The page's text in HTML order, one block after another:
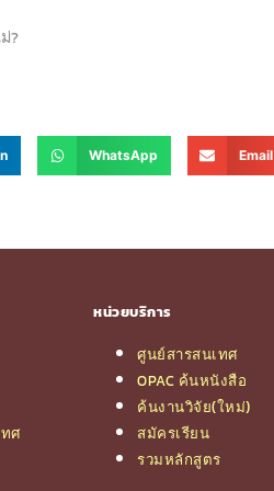
?
WhatsApp Email
ศ
หน่วยบริการ
ศูนย์สารสนเทศ
OPAC ค้นหนังสือ
ค้นงานวิจัย(ใหม่)
สมัครเรียน
รวมหลักสูตร